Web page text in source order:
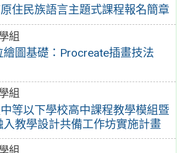
住民族語言主題式課程報名簡章
組
繪圖基礎：Procreate插畫技法
組
等以下學校高中課程教學模組暨
教學設計共備工作坊實施計畫
組